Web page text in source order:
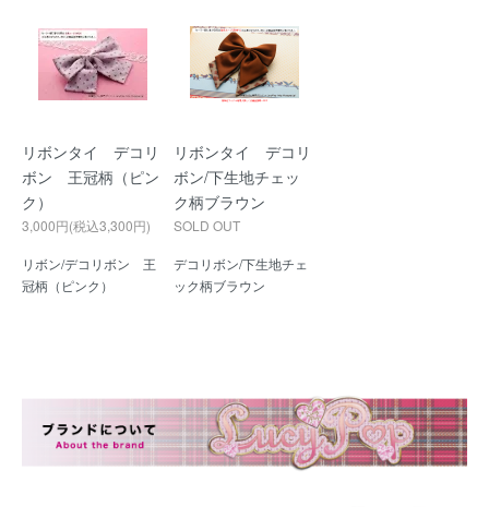
リボンタイ デコリ
ボン 王冠柄（ピン
ク）
3,000円(税込3,300円)
リボン/デコリボン 王
冠柄（ピンク）
リボンタイ デコリ
ボン/下生地チェッ
ク柄ブラウン
SOLD OUT
デコリボン/下生地チェ
ック柄ブラウン